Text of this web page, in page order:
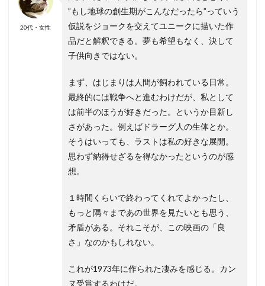
20代・女性
”もし地球の創生期がこんなだったら”っていう
仮説をジョークを交えてユニークに描いた作
品だと解釈できる。夢も希望もなく、決して
子供向きではない。
まず、はじまりは人間が飼われている日常。
最終的には戦争へと進むわけだが、私として
は前半のほうが好きだった。というか目新し
さがあった。例えばドラーグ人の生体とか。
そうはいっても、ラストは私の好きな展開。
思わず納得せざるを得なかったというのが感
想。
１時間くらいで終わってくれてよかったし、
もっと隅々まであの世界を見たいとも思う、
矛盾がある。それこそが、この映画の「良
さ」なのかもしれない。
これが1973年に作られた凄みを感じる。カン
ヌ受賞するわけだ。